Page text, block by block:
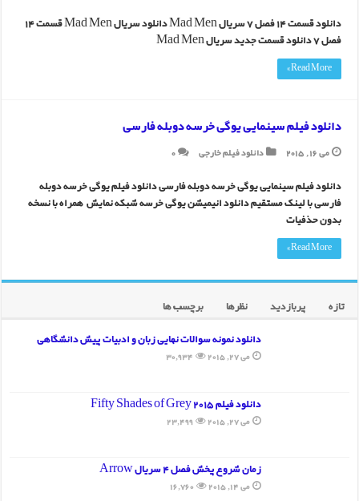
دانلود قسمت 14 فصل 7 سریال Mad Men دانلود سریال Mad Men قسمت 14
فصل 7 دانلود قسمت جدید سریال Mad Men
Read More »
دانلود فیلم سینمایی یوگی خرسه دوبله فارسی
می 16, 2015 دانلود فیلم خارجی 0
دانلود فیلم سینمایی یوگی خرسه دوبله فارسی دانلود فیلم یوگی خرسه دوبله
فارسی با لینک مستقیم دانلود انیمیشن یوگی خرسه شبکه نمایش همراه با نسخه
بدون حذفیات
Read More »
تازه پربازدید نظرها
برچسب ها
دانلود نمونه سوالات نهایی زبان و ادبیات پیش دانشگاهی
می 27, 2015 30,934
دانلود فیلم Fifty Shades of Grey 2015
می 27, 2015 23,499
زمان شروع پخش فصل 4 سریال Arrow
می 14, 2015 16,760